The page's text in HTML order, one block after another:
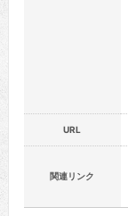
URL
関連リンク